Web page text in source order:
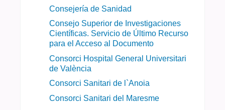
Consejería de Sanidad
Consejo Superior de Investigaciones
Científicas. Servicio de Último Recurso
para el Acceso al Documento
Consorci Hospital General Universitari
de València
Consorci Sanitari de l`Anoia
Consorci Sanitari del Maresme